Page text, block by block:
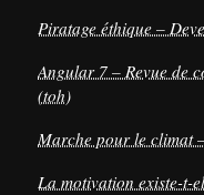
Piratage éthique –
Angular 7 – Revue de
(toh)
Marche pour le climat
La motivation existe-t-